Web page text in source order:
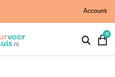
Account
0